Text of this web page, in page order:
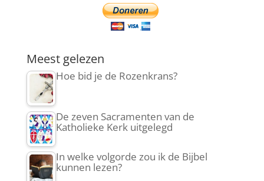
Meest gelezen
Hoe bid je de Rozenkrans?
De zeven Sacramenten van de
Katholieke Kerk uitgelegd
In welke volgorde zou ik de Bijbel
kunnen lezen?